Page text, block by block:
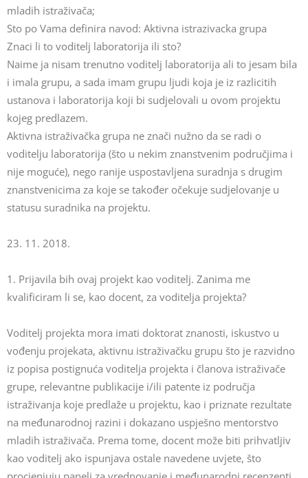
mladih istraživača;
Sto po Vama definira navod: Aktivna istrazivacka grupa
Znaci li to voditelj laboratorija ili sto?
Naime ja nisam trenutno voditelj laboratorija ali to jesam bila
i imala grupu, a sada imam grupu ljudi koja je iz razlicitih
ustanova i laboratorija koji bi sudjelovali u ovom projektu
kojeg predlazem.
Aktivna istraživačka grupa ne znači nužno da se radi o
voditelju laboratorija (što u nekim znanstvenim područjima i
nije moguće), nego ranije uspostavljena suradnja s drugim
znanstvenicima za koje se također očekuje sudjelovanje u
statusu suradnika na projektu.
23. 11. 2018.
1. Prijavila bih ovaj projekt kao voditelj. Zanima me
kvalificiram li se, kao docent, za voditelja projekta?
Voditelj projekta mora imati doktorat znanosti, iskustvo u
vođenju projekata, aktivnu istraživačku grupu što je razvidno
iz popisa postignuća voditelja projekta i članova istraživače
grupe, relevantne publikacije i/ili patente iz područja
istraživanja koje predlaže u projektu, kao i priznate rezultate
na međunarodnoj razini i dokazano uspješno mentorstvo
mladih istraživača. Prema tome, docent može biti prihvatljiv
kao voditelj ako ispunjava ostale navedene uvjete, što